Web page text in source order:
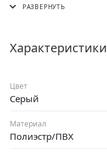
50х80 см
Характеристики
Цвет
Серый
Материал
Полиэстр/ПВХ